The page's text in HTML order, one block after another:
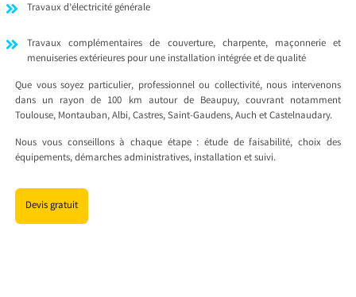
Travaux d’électricité générale
Travaux complémentaires de couverture, charpente, maçonnerie et
menuiseries extérieures pour une installation intégrée et de qualité
Que vous soyez particulier, professionnel ou collectivité, nous intervenons
dans un rayon de 100 km autour de Beaupuy, couvrant notamment
Toulouse, Montauban, Albi, Castres, Saint-Gaudens, Auch et Castelnaudary.
Nous vous conseillons à chaque étape : étude de faisabilité, choix des
équipements, démarches administratives, installation et suivi.
Devis gratuit